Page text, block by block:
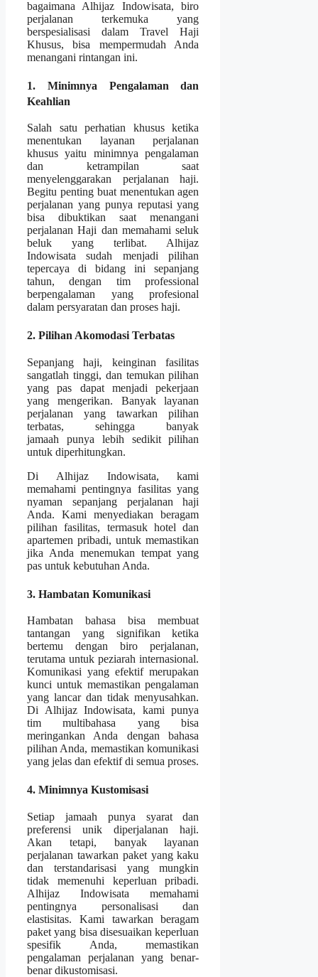
bagaimana Alhijaz Indowisata, biro
perjalanan terkemuka yang
berspesialisasi dalam Travel Haji
Khusus, bisa mempermudah Anda
menangani rintangan ini.
1. Minimnya Pengalaman dan
Keahlian
Salah satu perhatian khusus ketika
menentukan layanan perjalanan
khusus yaitu minimnya pengalaman
dan ketrampilan saat
menyelenggarakan perjalanan haji.
Begitu penting buat menentukan agen
perjalanan yang punya reputasi yang
bisa dibuktikan saat menangani
perjalanan Haji dan memahami seluk
beluk yang terlibat. Alhijaz
Indowisata sudah menjadi pilihan
tepercaya di bidang ini sepanjang
tahun, dengan tim professional
berpengalaman yang profesional
dalam persyaratan dan proses haji.
2. Pilihan Akomodasi Terbatas
Sepanjang haji, keinginan fasilitas
sangatlah tinggi, dan temukan pilihan
yang pas dapat menjadi pekerjaan
yang mengerikan. Banyak layanan
perjalanan yang tawarkan pilihan
terbatas, sehingga banyak
jamaah punya lebih sedikit pilihan
untuk diperhitungkan.
Di Alhijaz Indowisata, kami
memahami pentingnya fasilitas yang
nyaman sepanjang perjalanan haji
Anda. Kami menyediakan beragam
pilihan fasilitas, termasuk hotel dan
apartemen pribadi, untuk memastikan
jika Anda menemukan tempat yang
pas untuk kebutuhan Anda.
3. Hambatan Komunikasi
Hambatan bahasa bisa membuat
tantangan yang signifikan ketika
bertemu dengan biro perjalanan,
terutama untuk peziarah internasional.
Komunikasi yang efektif merupakan
kunci untuk memastikan pengalaman
yang lancar dan tidak menyusahkan.
Di Alhijaz Indowisata, kami punya
tim multibahasa yang bisa
meringankan Anda dengan bahasa
pilihan Anda, memastikan komunikasi
yang jelas dan efektif di semua proses.
4. Minimnya Kustomisasi
Setiap jamaah punya syarat dan
preferensi unik diperjalanan haji.
Akan tetapi, banyak layanan
perjalanan tawarkan paket yang kaku
dan terstandarisasi yang mungkin
tidak memenuhi keperluan pribadi.
Alhijaz Indowisata memahami
pentingnya personalisasi dan
elastisitas. Kami tawarkan beragam
paket yang bisa disesuaikan keperluan
spesifik Anda, memastikan
pengalaman perjalanan yang benar-
benar dikustomisasi.